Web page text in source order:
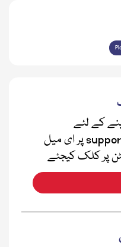
کے لئے
support@dawateislami.net پر ای میل
پر کلک کیجئے